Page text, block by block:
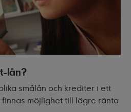
lån?
smålån och krediter i ett
möjlighet till lägre ränta